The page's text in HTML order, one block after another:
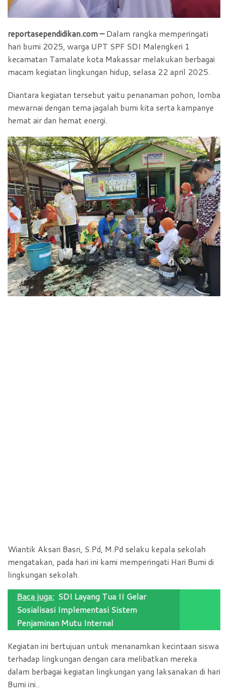
reportasependidikan.com –Dalam rangka memperingati
hari bumi 2025, warga UPT SPF SDI Malengkeri 1
kecamatan Tamalate kota Makassar melakukan berbagai
macam kegiatan lingkungan hidup, selasa 22 april 2025.
Diantara kegiatan tersebut yaitu penanaman pohon, lomba
mewarnai dengan tema jagalah bumi kita serta kampanye
hemat air dan hemat energi.
Wiantik Aksari Basri, S.Pd, M.Pd selaku kepala sekolah
mengatakan, pada hari ini kami memperingati Hari Bumi di
lingkungan sekolah.
Baca juga: SDI Layang Tua II Gelar
Sosialisasi Implementasi Sistem
Penjaminan Mutu Internal
Kegiatan ini bertujuan untuk menanamkan kecintaan siswa
terhadap lingkungan dengan cara melibatkan mereka
dalam berbagai kegiatan lingkungan yang laksanakan di hari
Bumi ini..